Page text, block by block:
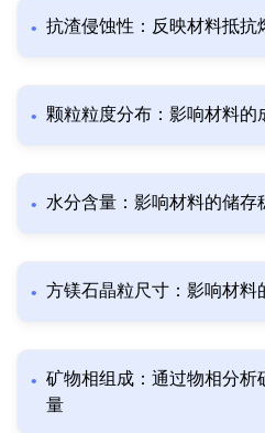
抗渣侵蚀性：反映材料抵抗
颗粒粒度分布：影响材料
水分含量：影响材料的储存
方镁石晶粒尺寸：影响材料
矿物相组成：通过物相分析
量